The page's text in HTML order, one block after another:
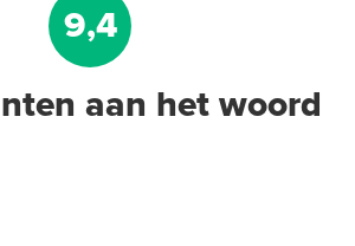
9,4
aan het woord